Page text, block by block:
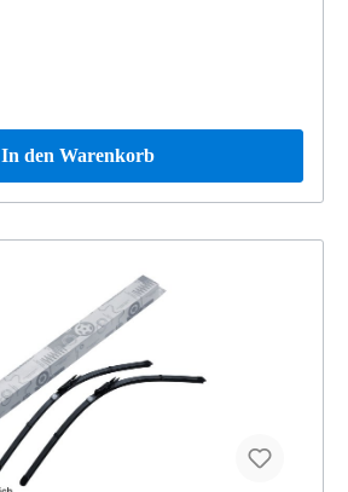
In den Warenkorb